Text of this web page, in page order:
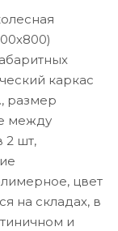
каркас
размер
между
2 шт,
цвет
на складах, в
и